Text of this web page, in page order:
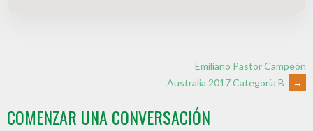
Emiliano Pastor Campeón
Australia 2017 Categoría B
→
COMENZAR UNA CONVERSACIÓN